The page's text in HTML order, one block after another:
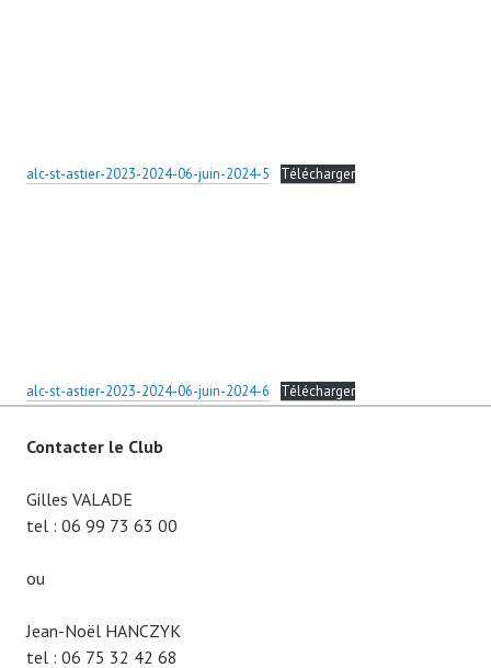
alc-st-astier-2023-2024-06-juin-2024-5 Télécharger
alc-st-astier-2023-2024-06-juin-2024-6 Télécharger
Contacter le Club
Gilles VALADE
tel : 06 99 73 63 00
ou
Jean-Noël HANCZYK
tel : 06 75 32 42 68